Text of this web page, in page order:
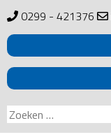
0299 - 421376
Zoeken
naar: